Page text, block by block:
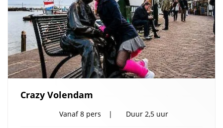
Crazy Volendam
Vanaf8 pers Duur 2,5 uur